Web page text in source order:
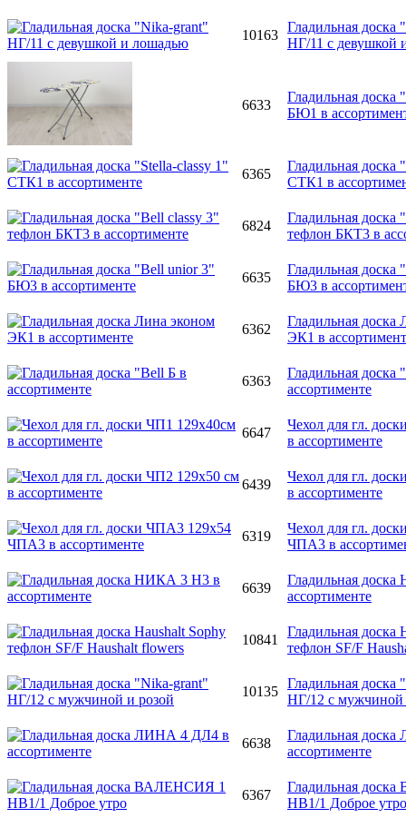
10163
Гладильная доска
НГ/11 с девушкой
6633
Гладильная доска
БЮ1 в
6365
Гладильная доска
СТК1 в
6824
Гладильная доска
тефлон БКТ3 в
6635
Гладильная доска
БЮ3 в
6362
Гладильная доска
ЭК1 в
6363
Гладильная доска
ассортименте
6647
Чехол для гл.
в ассортименте
6439
Чехол для гл.
в ассортименте
6319
Чехол для гл.
ЧПА3 в
6639
Гладильная
ассортименте
10841
Гладильная доска
тефлон SF/F
10135
Гладильная доска
НГ/12 с мужчиной
6638
Гладильная
ассортименте
6367
Гладильная
НВ1/1 Доброе утро